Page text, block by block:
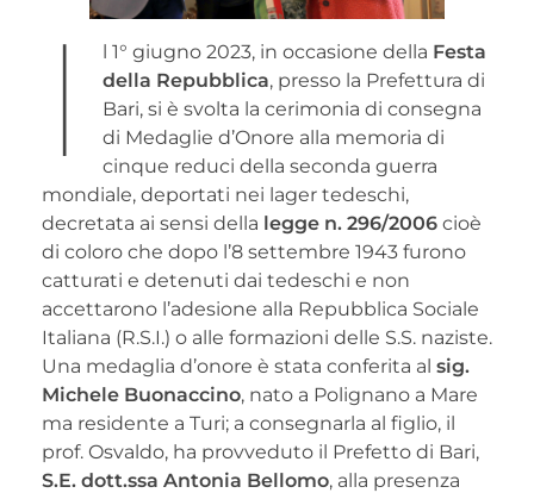
I l 1° giugno 2023, in occasione della Festa
della Repubblica, presso la Prefettura di
Bari, si è svolta la cerimonia di consegna
di Medaglie d’Onore alla memoria di
cinque reduci della seconda guerra
mondiale, deportati nei lager tedeschi,
decretata ai sensi della legge n. 296/2006 cioè
di coloro che dopo l’8 settembre 1943 furono
catturati e detenuti dai tedeschi e non
accettarono l’adesione alla Repubblica Sociale
Italiana (R.S.I.) o alle formazioni delle S.S. naziste.
Una medaglia d’onore è stata conferita al sig.
Michele Buonaccino, nato a Polignano a Mare
ma residente a Turi; a consegnarla al figlio, il
prof. Osvaldo, ha provveduto il Prefetto di Bari,
S.E. dott.ssa Antonia Bellomo, alla presenza